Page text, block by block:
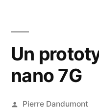
Un
nano 7G
Publié
Pierre Dandumont